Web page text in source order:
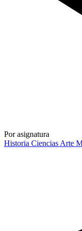
Por asignatura
Historia Ciencias Arte